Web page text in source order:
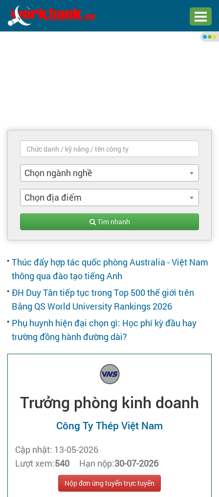
Trang chủ
Việc làm mới nhất
Tìm việc làm
Nhà tuyển dụng
Chọn ngành nghề
Chọn địa điểm
Tìm nhanh
Thúc đẩy hợp tác quốc phòng Australia - Việt Nam
thông qua đào tạo tiếng Anh
ĐH Duy Tân tiếp tục trong Top 500 thế giới trên
Bảng QS World University Rankings 2026
Phụ huynh hiện đại chọn gì: Học phí kỳ đầu hay
trường đồng hành đường dài?
Trưởng phòng kinh doanh
Công Ty Thép Việt Nam
Cập nhật: 13-05-2026
Lượt xem:540 Hạn nộp:30-07-2026
Nộp đơn ứng tuyển trực tuyến